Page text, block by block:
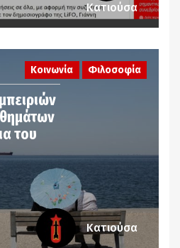
Κατιούσα
του
Κοινωνία Φιλοσοφία
Κατιούσα